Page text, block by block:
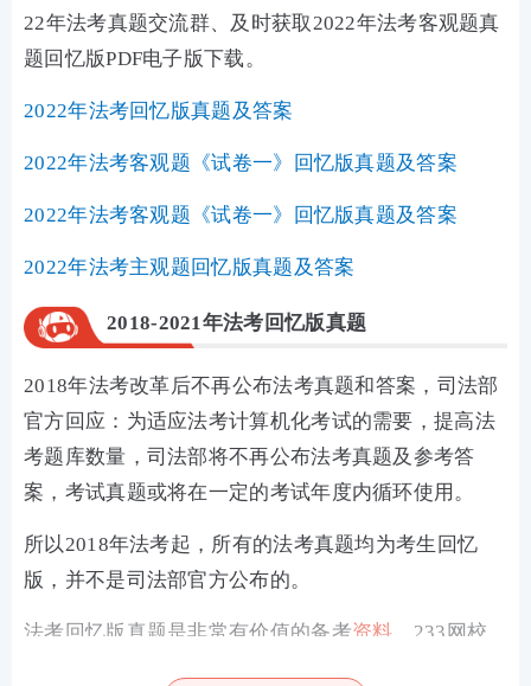
22年法考真题交流群、及时获取2022年法考客观题真
题回忆版PDF电子版下载。
2022年法考回忆版真题及答案
2022年法考客观题《试卷一》回忆版真题及答案
2022年法考客观题《试卷一》回忆版真题及答案
2022年法考主观题回忆版真题及答案
2018-2021年法考回忆版真题
2018年法考改革后不再公布法考真题和答案，司法部
官方回应：为适应法考计算机化考试的需要，提高法
考题库数量，司法部将不再公布法考真题及参考答
案，考试真题或将在一定的考试年度内循环使用。
所以2018年法考起，所有的法考真题均为考生回忆
版，并不是司法部官方公布的。
法考回忆版真题是非常有价值的备考资料 ，233网校